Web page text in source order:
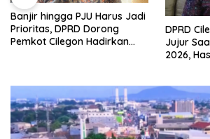
Banjir hingga PJU Harus Jadi
Prioritas, DPRD Dorong
Pemkot Cilegon Hadirkan
DPRD
Jujur
2026,